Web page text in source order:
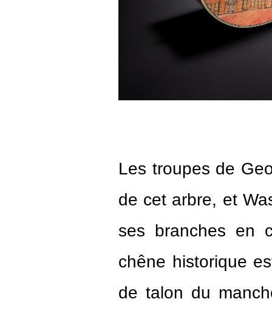
Les troupes de
de cet arbre, et
ses branches en
chêne historique
de talon du